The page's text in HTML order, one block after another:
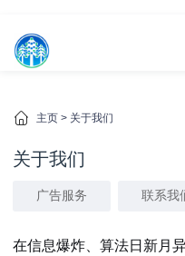
主页 > 关于我们
关于我们
广告服务 联系我
在信息爆炸、算法日新月